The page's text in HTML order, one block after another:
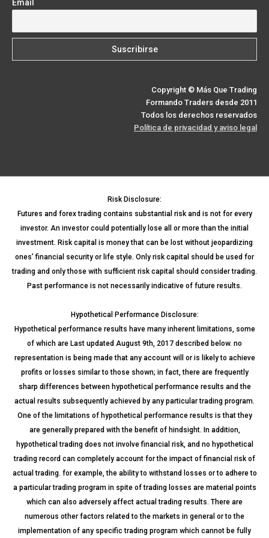
Email
Copyright © Más Que Trading
Formando Traders desde 2011
Todos los derechos reservados
Política de privacidad y aviso legal
Risk Disclosure:
Futures and forex trading contains substantial risk and is not for every
investor. An investor could potentially lose all or more than the initial
investment. Risk capital is money that can be lost without jeopardizing
ones’ financial security or life style. Only risk capital should be used for
trading and only those with sufficient risk capital should consider trading.
Past performance is not necessarily indicative of future results.
Hypothetical Performance Disclosure:
Hypothetical performance results have many inherent limitations, some
of which are Last updated August 9th, 2017 described below. no
representation is being made that any account will or is likely to achieve
profits or losses similar to those shown; in fact, there are frequently
sharp differences between hypothetical performance results and the
actual results subsequently achieved by any particular trading program.
One of the limitations of hypothetical performance results is that they
are generally prepared with the benefit of hindsight. In addition,
hypothetical trading does not involve financial risk, and no hypothetical
trading record can completely account for the impact of financial risk of
actual trading. for example, the ability to withstand losses or to adhere to
a particular trading program in spite of trading losses are material points
which can also adversely affect actual trading results. There are
numerous other factors related to the markets in general or to the
implementation of any specific trading program which cannot be fully